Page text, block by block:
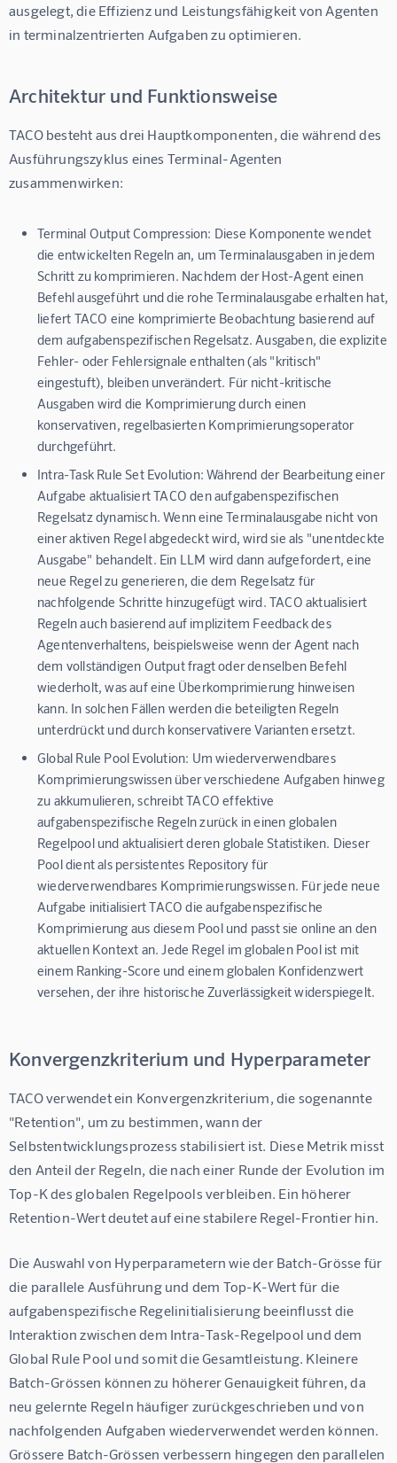
ausgelegt, die Effizienz und Leistungsfähigkeit von Agenten
in terminalzentrierten Aufgaben zu optimieren.
Architektur und Funktionsweise
TACO besteht aus drei Hauptkomponenten, die während des
Ausführungszyklus eines Terminal-Agenten
zusammenwirken:
Terminal Output Compression: Diese Komponente wendet
die entwickelten Regeln an, um Terminalausgaben in jedem
Schritt zu komprimieren. Nachdem der Host-Agent einen
Befehl ausgeführt und die rohe Terminalausgabe erhalten hat,
liefert TACO eine komprimierte Beobachtung basierend auf
dem aufgabenspezifischen Regelsatz. Ausgaben, die explizite
Fehler- oder Fehlersignale enthalten (als "kritisch"
eingestuft), bleiben unverändert. Für nicht-kritische
Ausgaben wird die Komprimierung durch einen
konservativen, regelbasierten Komprimierungsoperator
durchgeführt.
Intra-Task Rule Set Evolution: Während der Bearbeitung einer
Aufgabe aktualisiert TACO den aufgabenspezifischen
Regelsatz dynamisch. Wenn eine Terminalausgabe nicht von
einer aktiven Regel abgedeckt wird, wird sie als "unentdeckte
Ausgabe" behandelt. Ein LLM wird dann aufgefordert, eine
neue Regel zu generieren, die dem Regelsatz für
nachfolgende Schritte hinzugefügt wird. TACO aktualisiert
Regeln auch basierend auf implizitem Feedback des
Agentenverhaltens, beispielsweise wenn der Agent nach
dem vollständigen Output fragt oder denselben Befehl
wiederholt, was auf eine Überkomprimierung hinweisen
kann. In solchen Fällen werden die beteiligten Regeln
unterdrückt und durch konservativere Varianten ersetzt.
Global Rule Pool Evolution: Um wiederverwendbares
Komprimierungswissen über verschiedene Aufgaben hinweg
zu akkumulieren, schreibt TACO effektive
aufgabenspezifische Regeln zurück in einen globalen
Regelpool und aktualisiert deren globale Statistiken. Dieser
Pool dient als persistentes Repository für
wiederverwendbares Komprimierungswissen. Für jede neue
Aufgabe initialisiert TACO die aufgabenspezifische
Komprimierung aus diesem Pool und passt sie online an den
aktuellen Kontext an. Jede Regel im globalen Pool ist mit
einem Ranking-Score und einem globalen Konfidenzwert
versehen, der ihre historische Zuverlässigkeit widerspiegelt.
Konvergenzkriterium und Hyperparameter
TACO verwendet ein Konvergenzkriterium, die sogenannte
"Retention", um zu bestimmen, wann der
Selbstentwicklungsprozess stabilisiert ist. Diese Metrik misst
den Anteil der Regeln, die nach einer Runde der Evolution im
Top-K des globalen Regelpools verbleiben. Ein höherer
Retention-Wert deutet auf eine stabilere Regel-Frontier hin.
Die Auswahl von Hyperparametern wie der Batch-Grösse für
die parallele Ausführung und dem Top-K-Wert für die
aufgabenspezifische Regelinitialisierung beeinflusst die
Interaktion zwischen dem Intra-Task-Regelpool und dem
Global Rule Pool und somit die Gesamtleistung. Kleinere
Batch-Grössen können zu höherer Genauigkeit führen, da
neu gelernte Regeln häufiger zurückgeschrieben und von
nachfolgenden Aufgaben wiederverwendet werden können.
Grössere Batch-Grössen verbessern hingegen den parallelen